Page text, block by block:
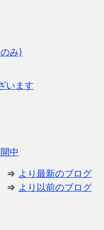
み)
います
中
⇒ より最新のブログ
⇒ より以前のブログ